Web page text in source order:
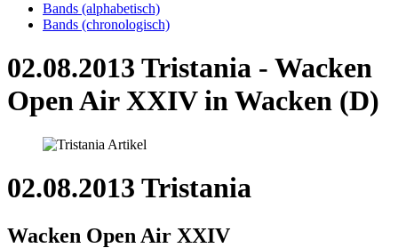
Bands (alphabetisch)
Bands (chronologisch)
02.08.2013 Tristania - Wacken
Open Air XXIV in Wacken (D)
02.08.2013 Tristania
Wacken Open Air XXIV